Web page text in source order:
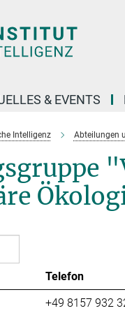
& EVENTS
Intelligenz Abteilungen
Telefon
+49 8157 932